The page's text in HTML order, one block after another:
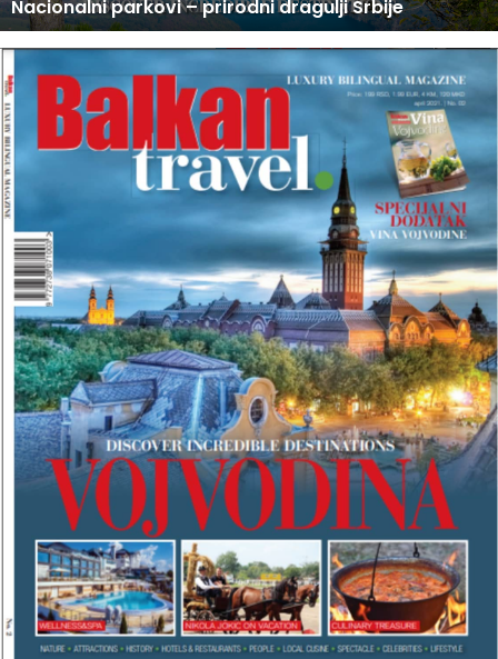
O
V
I
B
R
O
J
B
A
L
A
U PRODAJI NOVI BROJ BALKAN TRAVEL MAGAZINA